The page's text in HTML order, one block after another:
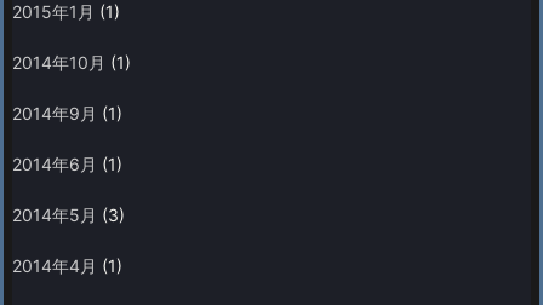
2015年1月 (1)
2014年10月 (1)
2014年9月 (1)
2014年6月 (1)
2014年5月 (3)
2014年4月 (1)